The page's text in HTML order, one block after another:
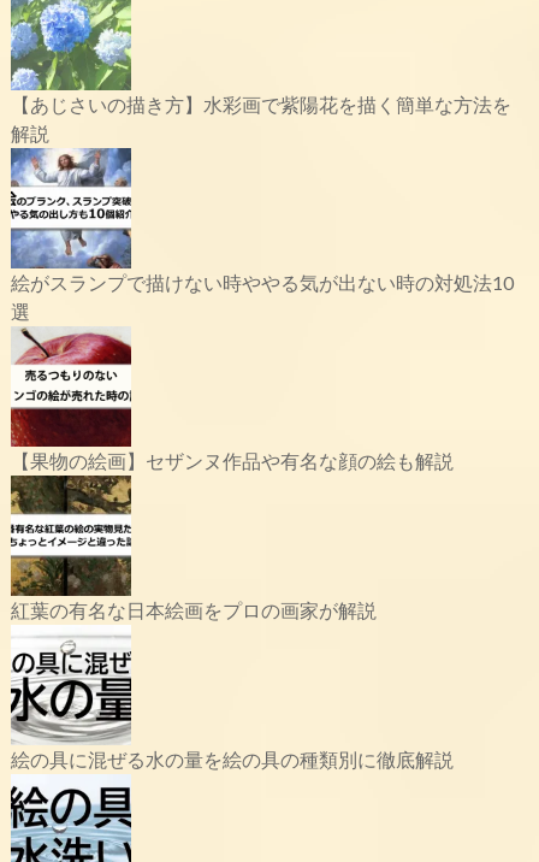
【あじさいの描き方】水彩画で紫陽花を描く簡単な方法を
解説
絵がスランプで描けない時ややる気が出ない時の対処法10
選
【果物の絵画】セザンヌ作品や有名な顔の絵も解説
紅葉の有名な日本絵画をプロの画家が解説
絵の具に混ぜる水の量を絵の具の種類別に徹底解説